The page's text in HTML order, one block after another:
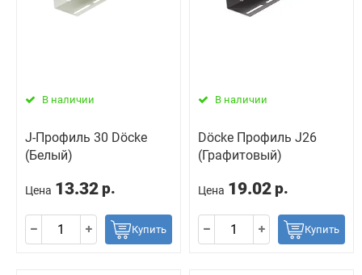
В наличии
J-Профиль 30 Döcke
(Белый)
Цена 13.32 р.
Купить
В наличии
Döcke Профиль J26
(Графитовый)
Цена 19.02 р.
Купить